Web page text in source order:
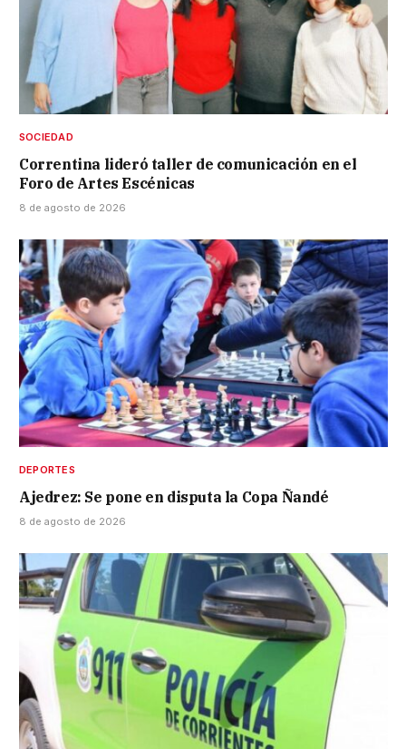
SOCIEDAD
Correntina lideró taller de comunicación en el
Foro de Artes Escénicas
8 de agosto de 2026
DEPORTES
Ajedrez: Se pone en disputa la Copa Ñandé
8 de agosto de 2026